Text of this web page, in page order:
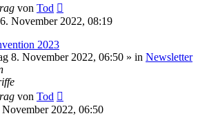
von Tod
November 2022, 08:19
2023
8. November 2022, 06:50 » in Newsletter
von Tod
2022, 06:50